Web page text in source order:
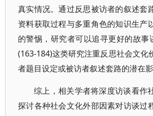
真实情况。通过反思被访者的叙述套
资料获取过程与多重角色的知识生产
的警惕，研究者可以追寻更好的故事
(163-184)这类研究注重反思社会文化
者题目设定或被访者叙述套路的潜在影
综上，相关学者将深度访谈看作
探讨各种社会文化外部因素对访谈过